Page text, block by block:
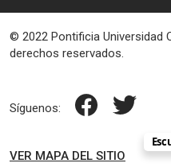
© 2022 Pontificia Universidad
derechos reservados.
Síguenos:
VER MAPA DEL SITIO